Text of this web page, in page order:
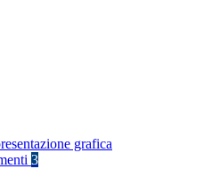
grafica
3